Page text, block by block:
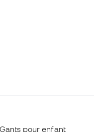
Gants pour enfant